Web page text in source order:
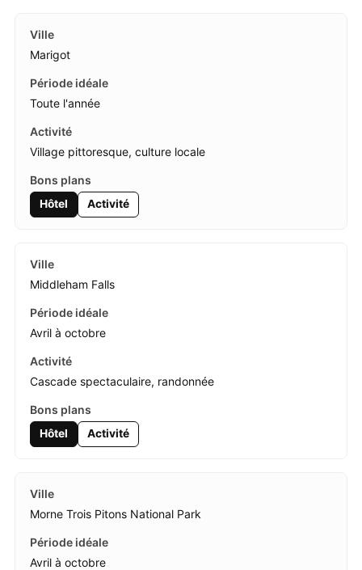
Marigot
Toute l'année
Village pittoresque, culture locale
Hôtel Activité
Middleham Falls
Avril à octobre
Cascade spectaculaire, randonnée
Hôtel Activité
Morne Trois Pitons National Park
Avril à octobre